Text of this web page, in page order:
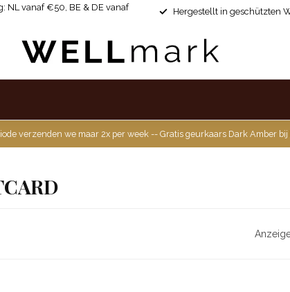
NL vanaf €50, BE & DE vanaf
Hergestellt in geschützten
verzenden we maar 2x per week -- Gratis geurkaars Dark Amber